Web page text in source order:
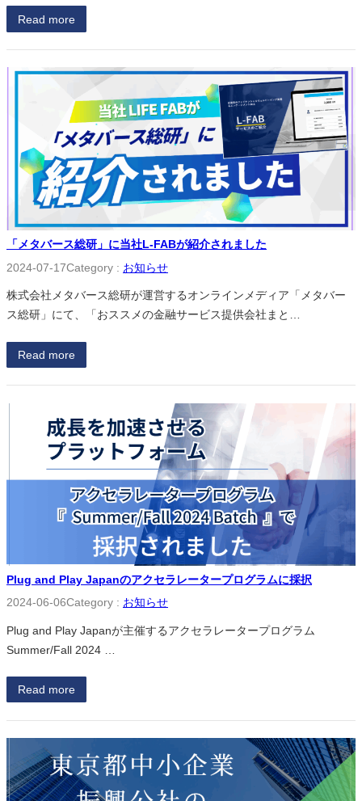
Read more
「メタバース総研」に当社L-FABが紹介されました
2024-07-17Category : お知らせ
株式会社メタバース総研が運営するオンラインメディア「メタバー
ス総研」にて、「おススメの金融サービス提供会社まと…
Read more
Plug and Play Japanのアクセラレータープログラムに採択
2024-06-06Category : お知らせ
Plug and Play Japanが主催するアクセラレータープログラム
Summer/Fall 2024 …
Read more